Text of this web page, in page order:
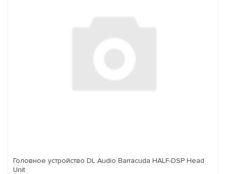
Головное устройство DL Audio Barracuda HALF-DSP Head
Unit